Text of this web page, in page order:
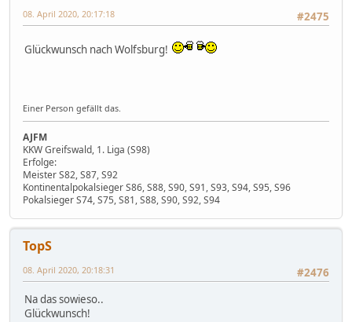
#2475
08. April 2020, 20:17:18
Glückwunsch nach Wolfsburg!
Einer Person gefällt das.
AJFM
KKW Greifswald, 1. Liga (S98)
Erfolge:
Meister S82, S87, S92
Kontinentalpokalsieger S86, S88, S90, S91, S93, S94, S95, S96
Pokalsieger S74, S75, S81, S88, S90, S92, S94
TopS
#2476
08. April 2020, 20:18:31
Na das sowieso..
Glückwunsch!